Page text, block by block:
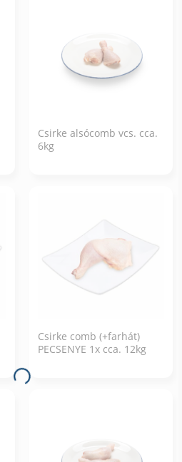
Csirke alsócomb vcs. cca.
6kg
Csirke comb (+farhát)
PECSENYE 1x cca. 12kg